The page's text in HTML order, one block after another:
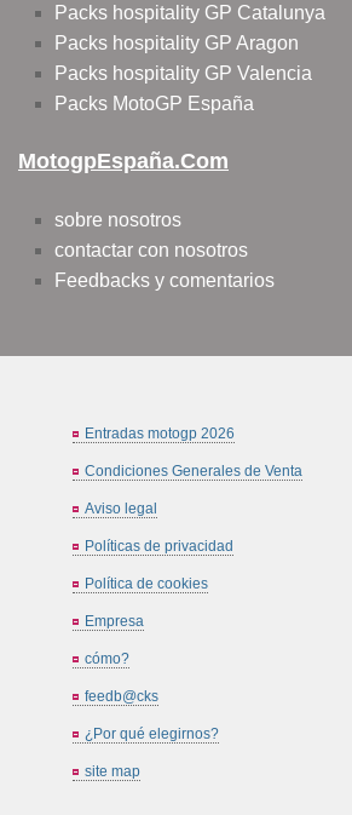
Packs hospitality GP Catalunya
Packs hospitality GP Aragon
Packs hospitality GP Valencia
Packs MotoGP España
MotogpEspaña.com
sobre nosotros
contactar con nosotros
Feedbacks y comentarios
Entradas motogp 2026
Condiciones Generales de Venta
Aviso legal
Políticas de privacidad
Política de cookies
Empresa
cómo?
feedb@cks
¿Por qué elegirnos?
site map